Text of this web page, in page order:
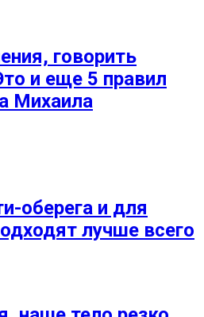
говорить
и еще 5 правил
Михаила
оберега и для
лучше всего